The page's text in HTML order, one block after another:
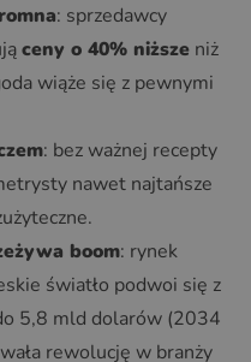
: sprzedawcy
ceny o 40% niższe niż
wiąże się z pewnymi
: bez ważnej recepty
nawet najtańsze
boom: rynek
światło podwoi się z
5,8 mld dolarów (2034
rewolucję w branży